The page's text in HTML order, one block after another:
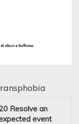
Resolve an
event